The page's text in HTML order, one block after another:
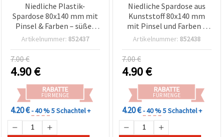
Niedliche Plastik-
Spardose 80x140 mm mit
Pinsel & Farben – süßes
Prinzessinnen-Design für
Artikelnummer: 852437
7.00 €
4.90€
RABATTE
FÜR MENGE
4.20 €- 40 %5 Schachtel +
Niedliche Spardose aus
Kunststoff 80x140 mm
mit Pinsel und Farben –
Süßes Fuchs-Design für
Artikelnummer: 852438
7.00 €
4.90€
RABATTE
FÜR MENGE
4.20 €- 40 %5 Schachtel +